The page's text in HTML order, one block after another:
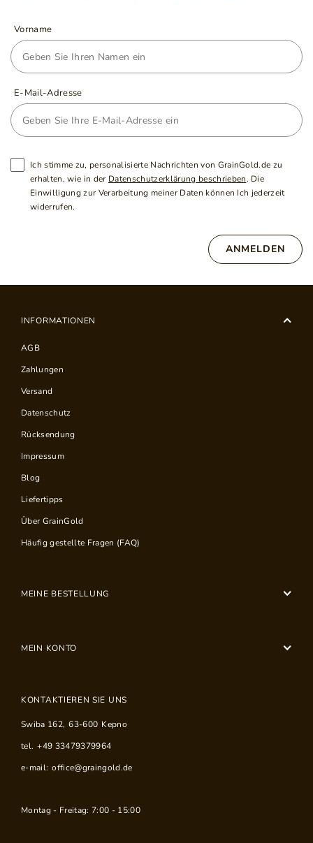
Vorname
E-Mail-Adresse
Ich stimme zu, personalisierte Nachrichten von GrainGold.de zu
erhalten, wie in der Datenschutzerklärung beschrieben. Die
Einwilligung zur Verarbeitung meiner Daten können Ich jederzeit
widerrufen.
ANMELDEN
INFORMATIONEN
AGB
Zahlungen
Versand
Datenschutz
Rücksendung
Impressum
Blog
Liefertipps
Über GrainGold
Häufig gestellte Fragen (FAQ)
MEINE BESTELLUNG
MEIN KONTO
KONTAKTIEREN SIE UNS
Swiba 162, 63-600 Kepno
tel. +49 33479379964
e-mail: office@graingold.de
Montag - Freitag: 7:00 - 15:00